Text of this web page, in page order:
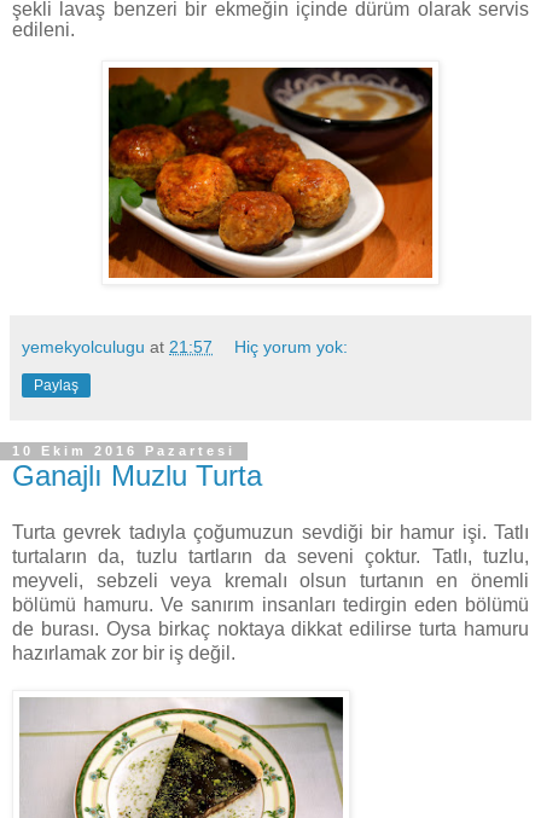
şekli lavaş benzeri bir ekmeğin içinde dürüm olarak servis
edileni.
yemekyolculugu at 21:57 Hiç yorum yok:
Paylaş
10 Ekim 2016 Pazartesi
Ganajlı Muzlu Turta
Turta gevrek tadıyla çoğumuzun sevdiği bir hamur işi. Tatlı
turtaların da, tuzlu tartların da seveni çoktur. Tatlı, tuzlu,
meyveli, sebzeli veya kremalı olsun turtanın en önemli
bölümü hamuru. Ve sanırım insanları tedirgin eden bölümü
de burası. Oysa birkaç noktaya dikkat edilirse turta hamuru
hazırlamak zor bir iş değil.